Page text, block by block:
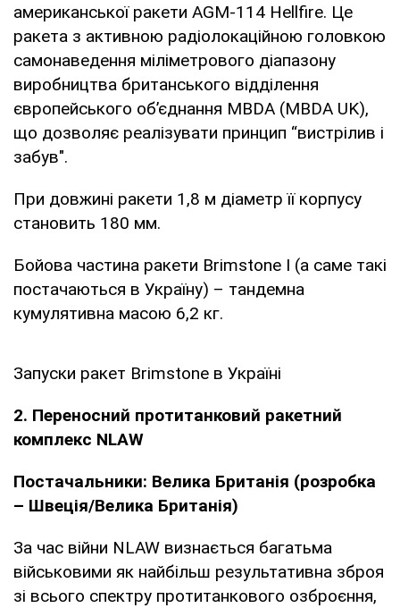
американської ракети AGM-114 Hellfire. Це
ракета з активною радіолокаційною головкою
самонаведення міліметрового діапазону
виробництва британського відділення
європейського об’єднання MBDA (MBDA UK),
що дозволяє реалізувати принцип “вистрілив і
забув".
При довжині ракети 1,8 м діаметр її корпусу
становить 180 мм.
Бойова частина ракети Brimstone І (а саме такі
постачаються в Україну) – тандемна
кумулятивна масою 6,2 кг.
Запуски ракет Brimstone в Україні
2. Переносний протитанковий ракетний
комплекс NLAW
Постачальники: Велика Британія (розробка
– Швеція/Велика Британія)
За час війни NLAW визнається багатьма
військовими як найбільш результативна зброя
зі всього спектру протитанкового озброєння,